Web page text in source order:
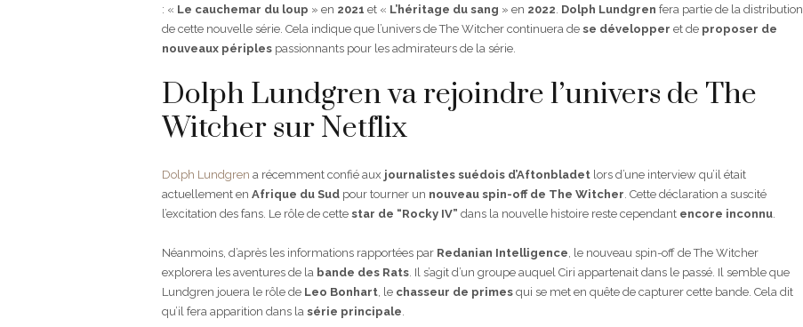
: « Le cauchemar du loup » en 2021 et « L’héritage du sang » en 2022. Dolph Lundgren fera partie de la distribution
de cette nouvelle série. Cela indique que l’univers de The Witcher continuera de se développer et de proposer de
nouveaux périples passionnants pour les admirateurs de la série.
Dolph Lundgren va rejoindre l’univers de The
Witcher sur Netflix
Dolph Lundgren a récemment confié aux journalistes suédois d’Aftonbladet lors d’une interview qu’il était
actuellement en Afrique du Sud pour tourner un nouveau spin-off de The Witcher. Cette déclaration a suscité
l’excitation des fans. Le rôle de cette star de “Rocky IV” dans la nouvelle histoire reste cependant encore inconnu.
Néanmoins, d’après les informations rapportées par Redanian Intelligence, le nouveau spin-off de The Witcher
explorera les aventures de la bande des Rats. Il s’agit d’un groupe auquel Ciri appartenait dans le passé. Il semble que
Lundgren jouera le rôle de Leo Bonhart, le chasseur de primes qui se met en quête de capturer cette bande. Cela dit
qu’il fera apparition dans la série principale.